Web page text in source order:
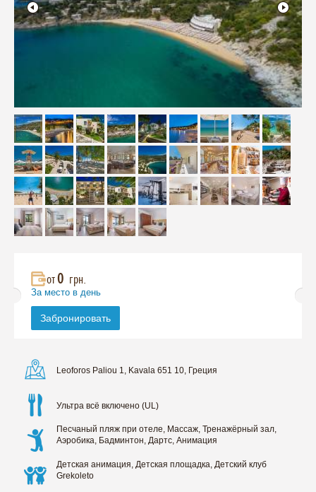
от0 грн.
За место в день
Забронировать
Leoforos Paliou 1, Kavala 651 10, Греция
Ультра всё включено (UL)
Песчаный пляж при отеле, Массаж, Тренажёрный зал,
Аэробика, Бадминтон, Дартс, Анимация
Детская анимация, Детская площадка, Детский клуб
Grekoleto